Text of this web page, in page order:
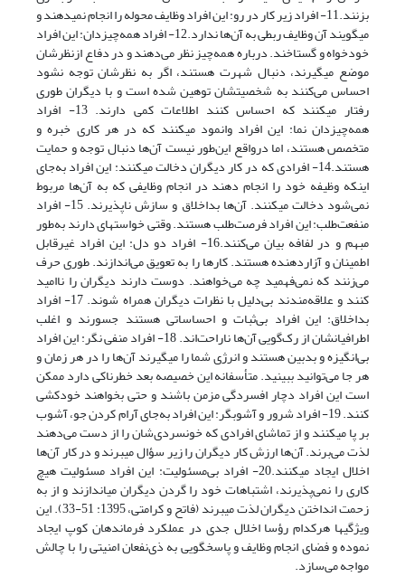
بزنند.11- افراد زیر کار در رو: این افراد وظایف محوله را انجام نمی­دهند و
می­گویند آن وظایف ربطی به آن‌ها ندارد.12- افراد همه‌چیزدان: این افراد
خودخواه و گستاخند. درباره همه‌چیز نظر می‌دهند و در دفاع ازنظرشان
موضع می­گیرند، دنبال شهرت هستند، اگر به نظرشان توجه نشود
احساس می‌کنند به شخصیتشان توهین شده است و با دیگران طوری
رفتار می­کنند که احساس کنند اطلاعات کمی دارند. 13- افراد
همه‌چیزدان نما: این افراد وانمود می­کنند که در هر کاری خبره و
متخصص هستند، اما درواقع این‌طور نیست آن‌ها دنبال توجه و حمایت
هستند.14- افرادی که در کار دیگران دخالت می­کنند: این افراد به‌جای
اینکه وظیفه خود را انجام دهند در انجام وظایفی که به آن‌ها مربوط
نمی‌شود دخالت می­کنند. آن‌ها بداخلاق و سازش ناپذیرند. 15- افراد
منفعت‌طلب: این افراد فرصت‌طلب هستند. وقتی خواسته­ای دارند به‌طور
مبهم و در لفافه بیان می‌کنند.16- افراد دو دل: این افراد غیرقابل
اطمینان و آزاردهنده هستند. کارها را به تعویق می‌اندازند. طوری حرف
می‌زنند که نمی‌فهمید چه می‌خواهند. دوست دارند دیگران را ناامید
کنند و علاقه‌مندند بی‌دلیل با نظرات دیگران همراه شوند. 17- افراد
بداخلاق: این افراد بی‌ثبات و احساساتی هستند جسورند و اغلب
اطرافیانشان از رک‌گویی آن‌ها ناراحت‌اند. 18- افراد منفی نگر: این افراد
بی‌انگیزه و بدبین هستند و انرژی شما را می­گیرند آن‌ها را در هر زمان و
هر جا می‌توانید ببینید. متأسفانه این خصیصه بعد خطرناکی دارد ممکن
است این افراد دچار افسردگی مزمن باشند و حتى بخواهند خودکشی
کنند. 19- افراد شرور و آشوبگر: این افراد به‌جای آرام کردن جو، آشوب
بر پا می­کنند و از تماشای افرادی که خونسردی‌شان را از دست می‌دهند
لذت می‌برند. آن‌ها ارزش کار دیگران را زیر سؤال می­برند و در کار آن‌ها
اخلال ایجاد می­کنند.20- افراد بی‌مسئولیت: این افراد مسئولیت هیچ
کاری را نمی‌پذیرند، اشتباهات خود را گردن دیگران می­اندازند و از به
زحمت انداختن دیگران لذت می­برند (فاتح و کرامتی، 1395: 51-33). این
ویژگی­ها هرکدام رؤسا اخلال جدی در عملکرد فرماندهان کوپ ایجاد
نموده و فضای انجام وظایف و پاسخگویی به ذی‌نفعان امنیتی را با چالش
مواجه می‌سازد.